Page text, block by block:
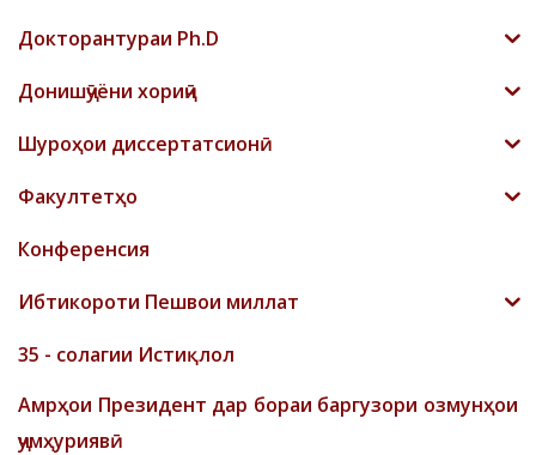
Докторантураи Ph.D
Донишҷӯёни хориҷӣ
Шyроҳои диссертатсионӣ
Факултетҳо
Конференсия
Ибтикороти Пешвои миллат
35 - солагии Истиқлол
Амрҳои Президент дар бораи баргузори озмунҳои
ҷумҳуриявӣ